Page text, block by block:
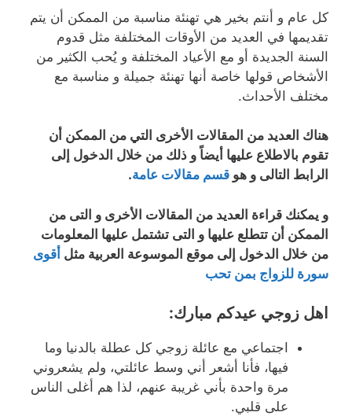
كل عام و أنتم بخير هي تهنئة مناسبة من الممكن أن يتم
تقديمها في العديد من الأوقات المختلفة مثل قدوم
السنة الجديدة أو مع الأعياد المختلفة و يُحب الكثير من
الأشخاص قولها خاصة أنها تهنئة جميلة و مناسبة مع
مختلف الأحداث.
هناك العديد من المقالات الأخرى التي من الممكن أن
تقوم بالاطلاع عليها أيضاً و ذلك من خلال الدخول إلى
الرابط التالى و هو قسم مقالات عامة.
و يمكنك قراءة العديد من المقالات الأخرى و التى من
الممكن أن تتطلع عليها و التى تشتمل عليها المعلومات
من خلال الدخول إلى موقع الموسوعة العربية مثل أقوى
سورة للزواج بمن تحب
اهل زوجي عيدكم مبارك:
اجتماعي مع عائلة زوجي كل عطلة بالدنيا وما
فيها، فأنا أشعر أني وسط عائلتي، ولم يشعروني
مرة واحدة بأني غريبة عنهم، لذا هم أغلى الناس
على قلبي.